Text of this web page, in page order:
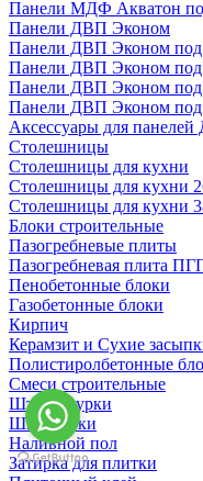
Панели МДФ Акватон
Панели ДВП Эконом
Панели ДВП Эконом под
Панели ДВП Эконом под
Панели ДВП Эконом
Панели ДВП Эконом под
Аксессуары для
Столешницы
Столешницы для кухни
Столешницы для кухни
Столешницы для кухни
Блоки строительные
Пазогребневые плиты
Пазогребневая плита
Пенобетонные блоки
Газобетонные блоки
Кирпич
Керамзит и Сухие
Полистиролбетонные
Смеси строительные
Штукартурки
Шпаклевки
Наливной пол
Затирка для плитки